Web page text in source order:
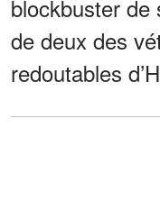
blockbuster de
de deux des
redoutables